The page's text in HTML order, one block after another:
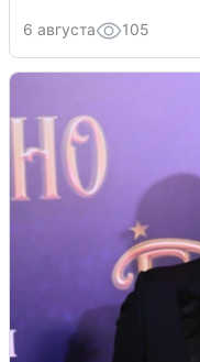
6 августа 105